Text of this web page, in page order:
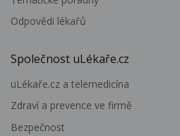
Odpovědi lékařů
Společnost uLékaře.cz
uLékaře.cz a telemedicína
Zdraví a prevence ve firmě
Bezpečnost